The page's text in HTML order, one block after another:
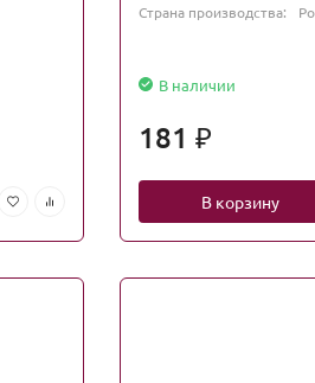
Страна производства:
В наличии
181 ₽
В корзину